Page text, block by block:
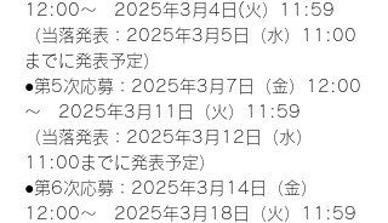
12:00～　2025年3月4日(火）11:59
（当落発表：2025年3月5日（水）11:00
までに発表予定）
●第5次応募：2025年3月7日（金）12:00
～　2025年3月11日（火）11:59
（当落発表：2025年3月12日（水）
11:00までに発表予定）
●第6次応募：2025年3月14日（金）
12:00～　2025年3月18日（火）11:59